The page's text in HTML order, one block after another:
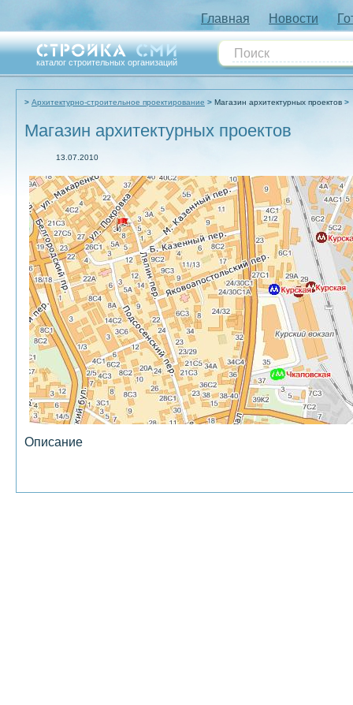
Главная Новости
каталог строительных организаций
Архитектурно-строительное проектирование Магазин архитектурных проектов
Магазин архитектурных проектов
13.07.2010
Описание